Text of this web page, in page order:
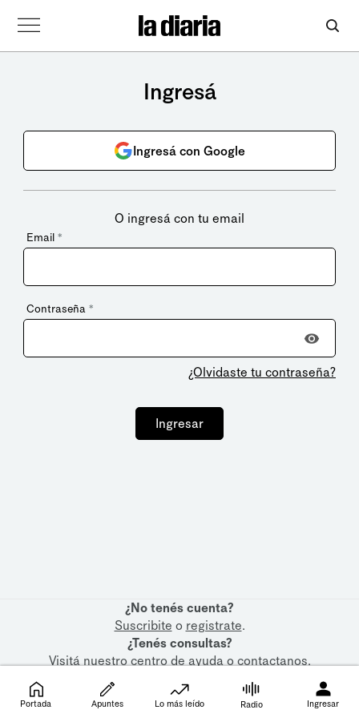
Ingresá
Ingresá con Google
O ingresá con tu email
Email *
Contraseña *
¿Olvidaste tu contraseña?
Ingresar
¿No tenés cuenta?
Suscribite o registrate.
¿Tenés consultas?
Visitá nuestrocentro de ayudaocontactanos.
Portada Apuntes Lo más leído Radio Ingresar